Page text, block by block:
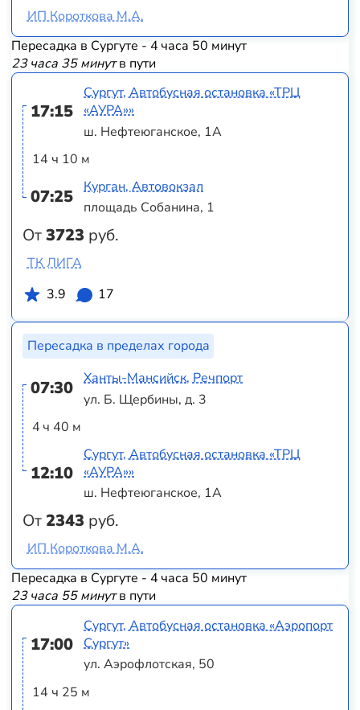
ИП Короткова М.А.
Пересадка в Сургуте - 4 часа 50 минут
23 часа 35 минутв пути
17:15
14 ч 10 м
07:25
От3723 руб.
Сургут, Автобусная остановка «ТРЦ
«АУРА»»
ш. Нефтеюганское, 1А
Курган, Автовокзал
площадь Собанина, 1
ТК ЛИГА
3.9
17
Пересадка в пределах города
07:30
4 ч 40 м
12:10
От2343 руб.
Ханты-Мансийск, Речпорт
ул. Б. Щербины, д. 3
Сургут, Автобусная остановка «ТРЦ
«АУРА»»
ш. Нефтеюганское, 1А
ИП Короткова М.А.
Пересадка в Сургуте - 4 часа 50 минут
23 часа 55 минутв пути
17:00
14 ч 25 м
Сургут, Автобусная остановка «Аэропорт
Сургут»
ул. Аэрофлотская, 50